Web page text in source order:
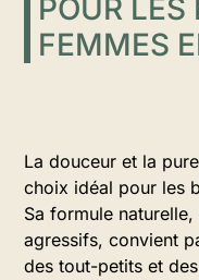
POUR LES
FEMMES
La douceur et la
choix idéal pour les
Sa formule
agressifs, convient
des tout-petits et